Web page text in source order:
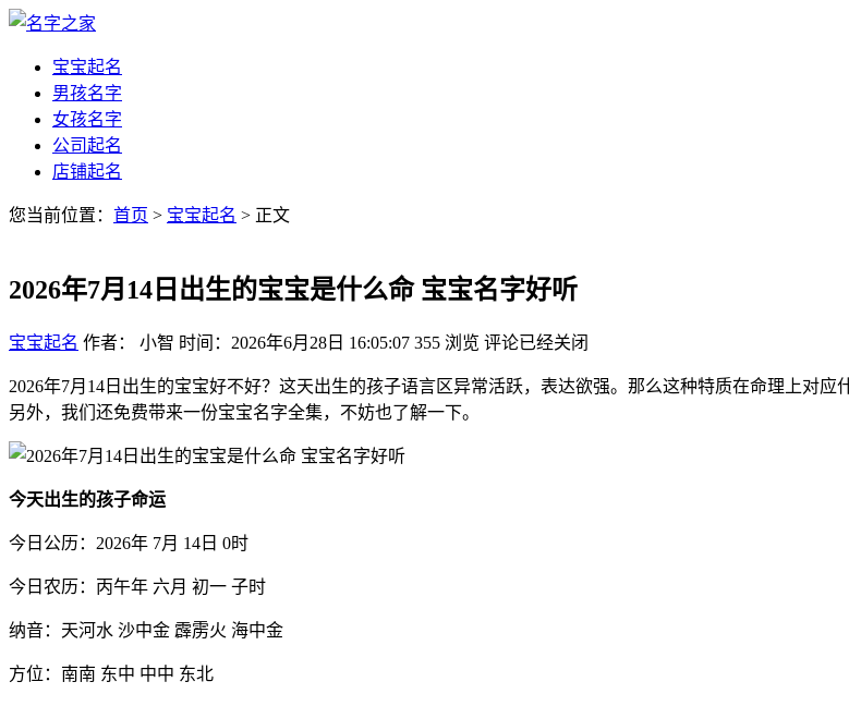
宝宝起名
男孩名字
女孩名字
公司起名
店铺起名
您当前位置： 首页 > 宝宝起名 > 正文
2026年7月14日出生的宝宝是什么命 宝宝名字好听
宝宝起名 作者： 小智 时间：2026年6月28日 16:05:07 355 浏览 评论已经关闭
2026年7月14日出生的宝宝好不好？这天出生的孩子语言区异常活跃，表达欲强。那么这种特质在命理上对
另外，我们还免费带来一份宝宝名字全集，不妨也了解一下。
今天出生的孩子命运
今日公历：2026年 7月 14日 0时
今日农历：丙午年 六月 初一 子时
纳音：天河水 沙中金 霹雳火 海中金
方位：南南 东中 中中 东北